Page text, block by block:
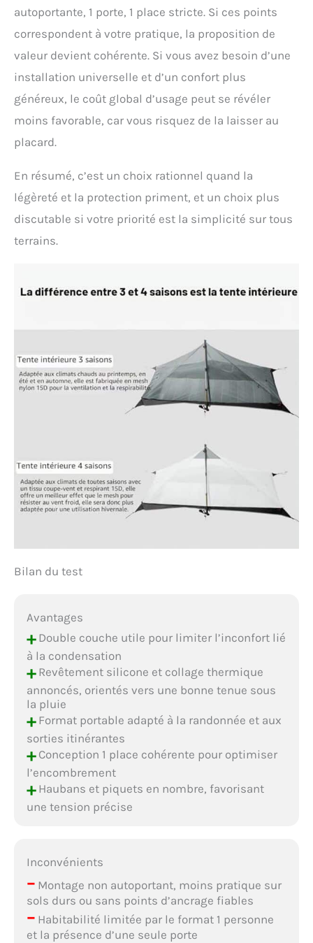
autoportante, 1 porte, 1 place stricte. Si ces points
correspondent à votre pratique, la proposition de
valeur devient cohérente. Si vous avez besoin d’une
installation universelle et d’un confort plus
généreux, le coût global d’usage peut se révéler
moins favorable, car vous risquez de la laisser au
placard.
En résumé, c’est un choix rationnel quand la
légèreté et la protection priment, et un choix plus
discutable si votre priorité est la simplicité sur tous
terrains.
Bilan du test
Avantages
+Double couche utile pour limiter l’inconfort lié
à la condensation
+Revêtement silicone et collage thermique
annoncés, orientés vers une bonne tenue sous
la pluie
+Format portable adapté à la randonnée et aux
sorties itinérantes
+Conception 1 place cohérente pour optimiser
l’encombrement
+Haubans et piquets en nombre, favorisant
une tension précise
Inconvénients
–Montage non autoportant, moins pratique sur
sols durs ou sans points d’ancrage fiables
–Habitabilité limitée par le format 1 personne
et la présence d’une seule porte